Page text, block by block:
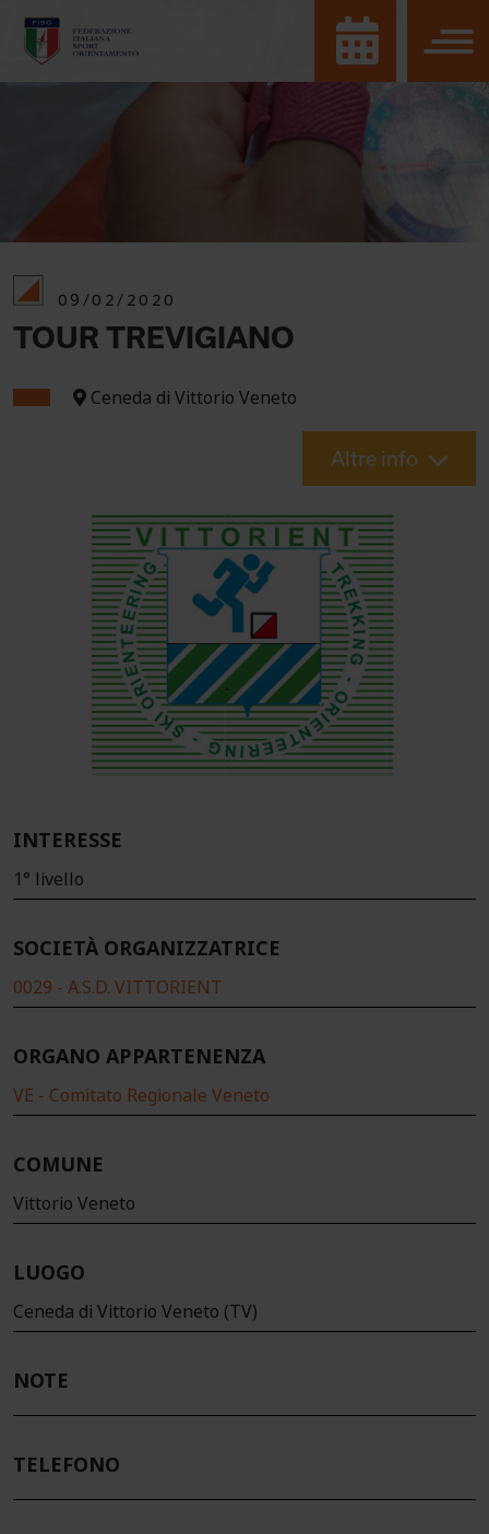
09/02/2020
TOUR TREVIGIANO
Ceneda di Vittorio Veneto
Altre info
INTERESSE
1° livello
SOCIETÀ ORGANIZZATRICE
0029 - A.S.D. VITTORIENT
ORGANO APPARTENENZA
VE - Comitato Regionale Veneto
COMUNE
Vittorio Veneto
LUOGO
Ceneda di Vittorio Veneto (TV)
NOTE
TELEFONO